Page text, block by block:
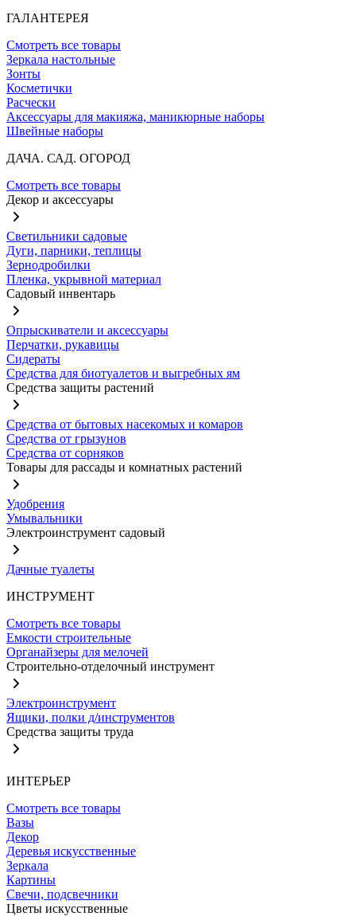
ГАЛАНТЕРЕЯ
Смотреть все товары
Зеркала настольные
Зонты
Косметички
Расчески
Аксессуары для макияжа, маникюрные наборы
Швейные наборы
ДАЧА. САД. ОГОРОД
Смотреть все товары
Декор и аксессуары
Светильники садовые
Дуги, парники, теплицы
Зернодробилки
Пленка, укрывной материал
Садовый инвентарь
Опрыскиватели и аксессуары
Перчатки, рукавицы
Сидераты
Средства для биотуалетов и выгребных ям
Средства защиты растений
Средства от бытовых насекомых и комаров
Средства от грызунов
Средства от сорняков
Товары для рассады и комнатных растений
Удобрения
Умывальники
Электроинструмент садовый
Дачные туалеты
ИНСТРУМЕНТ
Смотреть все товары
Емкости строительные
Органайзеры для мелочей
Строительно-отделочный инструмент
Электроинструмент
Ящики, полки д/инструментов
Средства защиты труда
ИНТЕРЬЕР
Смотреть все товары
Вазы
Декор
Деревья искусственные
Зеркала
Картины
Свечи, подсвечники
Цветы искусственные